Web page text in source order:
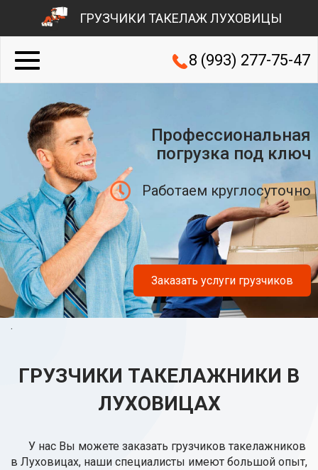
ГРУЗЧИКИ ТАКЕЛАЖ ЛУХОВИЦЫ
8 (993) 277-75-47
Профессиональная
погрузка под ключ
Работаем круглосуточно
Заказать услуги грузчиков
.
ГРУЗЧИКИ ТАКЕЛАЖНИКИ В
ЛУХОВИЦАХ
У нас Вы можете заказать грузчиков такелажников
в Луховицах, наши специалисты имеют большой опыт,